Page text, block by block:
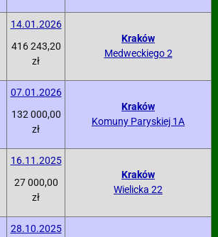
14.01.2026
416 243,20
zł
Kraków
Medweckiego 2
07.01.2026
132 000,00
zł
Kraków
Komuny Paryskiej 1A
16.11.2025
27 000,00
zł
Kraków
Wielicka 22
28.10.2025